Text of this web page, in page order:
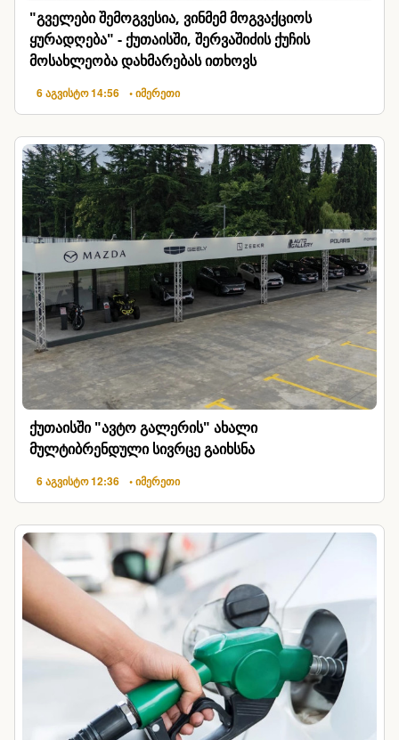
"გველები შემოგვესია, ვინმემ მოგვაქციოს
ყურადღება" - ქუთაისში, შერვაშიძის ქუჩის
მოსახლეობა დახმარებას ითხოვს
6 აგვისტო 14:56 • იმერეთი
ქუთაისში "ავტო გალერის" ახალი
მულტიბრენდული სივრცე გაიხსნა
6 აგვისტო 12:36 • იმერეთი